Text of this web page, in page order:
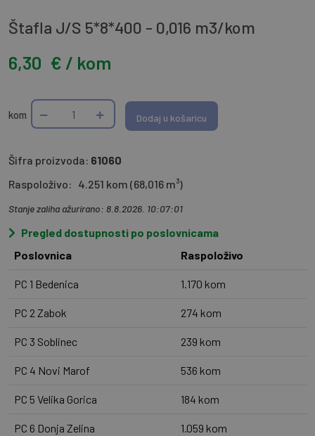
Štafla J/S 5*8*400 - 0,016 m3/kom
6,30 € / kom
kom Dodaj u košaricu
Šifra proizvoda: 61060
Raspoloživo: 4.251 kom (68,016 m³)
Stanje zaliha ažurirano: 8.8.2026. 10:07:01
Pregled dostupnosti po poslovnicama
Poslovnica
Raspoloživo
PC 1 Bedenica 1.170 kom
PC 2 Zabok 274 kom
PC 3 Soblinec 239 kom
PC 4 Novi Marof 536 kom
PC 5 Velika Gorica 184 kom
PC 6 Donja Zelina 1.059 kom